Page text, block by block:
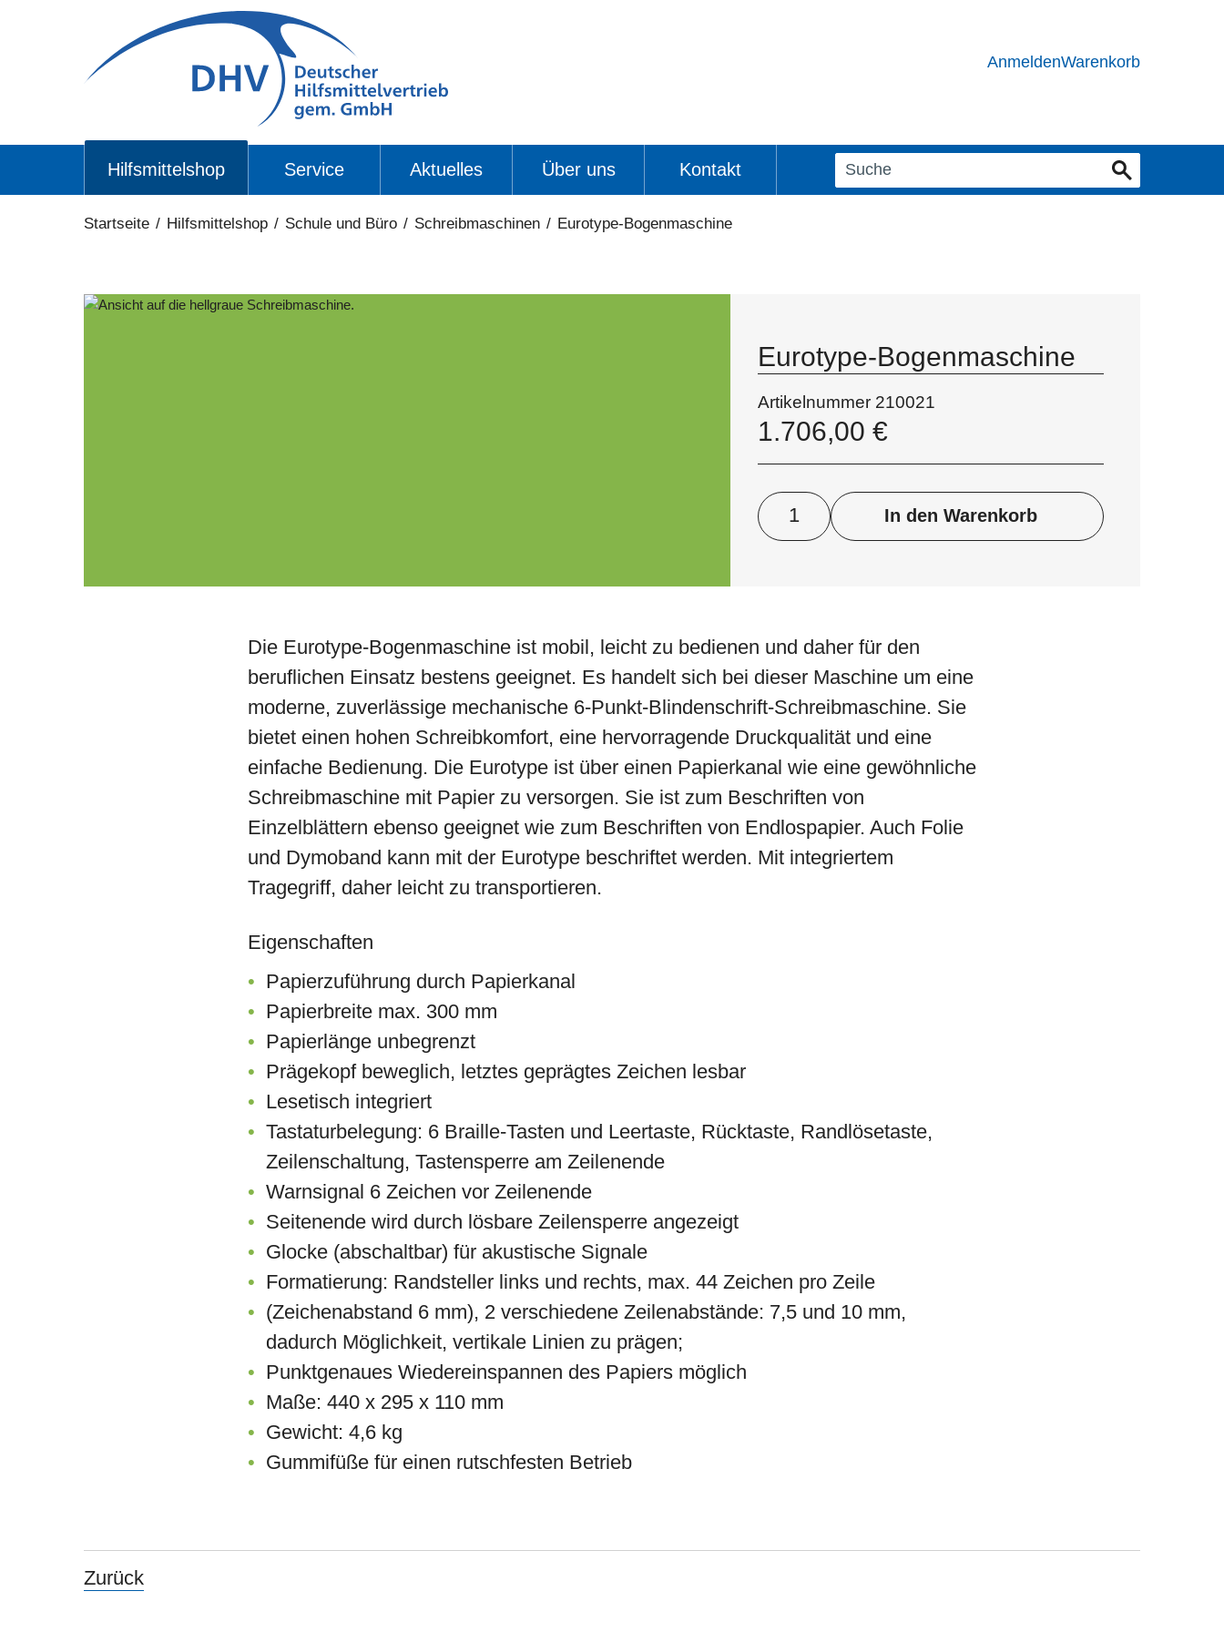
AnmeldenWarenkorb
Hilfsmittelshop Service Aktuelles Über uns Kontakt
Startseite / Hilfsmittelshop / Schule und Büro / Schreibmaschinen / Eurotype-Bogenmaschine
Eurotype-Bogenmaschine
Artikelnummer 210021
1.706,00 €
In den Warenkorb
Die Eurotype-Bogenmaschine ist mobil, leicht zu bedienen und daher für den
beruflichen Einsatz bestens geeignet. Es handelt sich bei dieser Maschine um eine
moderne, zuverlässige mechanische 6-Punkt-Blindenschrift-Schreibmaschine. Sie
bietet einen hohen Schreibkomfort, eine hervorragende Druckqualität und eine
einfache Bedienung. Die Eurotype ist über einen Papierkanal wie eine gewöhnliche
Schreibmaschine mit Papier zu versorgen. Sie ist zum Beschriften von
Einzelblättern ebenso geeignet wie zum Beschriften von Endlospapier. Auch Folie
und Dymoband kann mit der Eurotype beschriftet werden. Mit integriertem
Tragegriff, daher leicht zu transportieren.
Eigenschaften
Papierzuführung durch Papierkanal
Papierbreite max. 300 mm
Papierlänge unbegrenzt
Prägekopf beweglich, letztes geprägtes Zeichen lesbar
Lesetisch integriert
Tastaturbelegung: 6 Braille-Tasten und Leertaste, Rücktaste, Randlösetaste,
Zeilenschaltung, Tastensperre am Zeilenende
Warnsignal 6 Zeichen vor Zeilenende
Seitenende wird durch lösbare Zeilensperre angezeigt
Glocke (abschaltbar) für akustische Signale
Formatierung: Randsteller links und rechts, max. 44 Zeichen pro Zeile
(Zeichenabstand 6 mm), 2 verschiedene Zeilenabstände: 7,5 und 10 mm,
dadurch Möglichkeit, vertikale Linien zu prägen;
Punktgenaues Wiedereinspannen des Papiers möglich
Maße: 440 x 295 x 110 mm
Gewicht: 4,6 kg
Gummifüße für einen rutschfesten Betrieb
Zurück